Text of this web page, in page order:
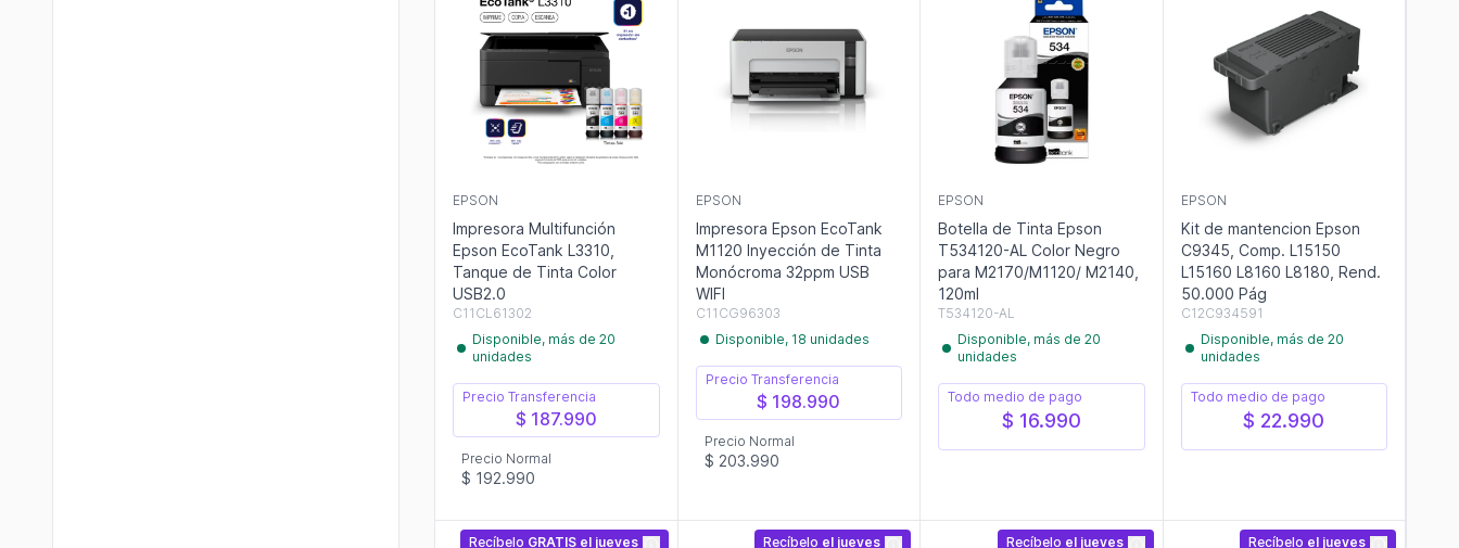
EPSON
Impresora Multifunción
Epson EcoTank L3310,
Tanque de Tinta Color
USB2.0
C11CL61302
Disponible, más de 20
unidades
Precio Transferencia
$ 187.990
Precio Normal
$ 192.990
EPSON
Impresora Epson EcoTank
M1120 Inyección de Tinta
Monócroma 32ppm USB
WIFI
C11CG96303
Disponible, 18 unidades
Precio Transferencia
$ 198.990
Precio Normal
$ 203.990
EPSON
Botella de Tinta Epson
T534120-AL Color Negro
para M2170/M1120/ M2140,
120ml
T534120-AL
Disponible, más de 20
unidades
Todo medio de pago
$ 16.990
EPSON
Kit de mantencion Epson
C9345, Comp. L15150
L15160 L8160 L8180, Rend.
50.000 Pág
C12C934591
Disponible, más de 20
unidades
Todo medio de pago
$ 22.990
Recíbelo GRATISel jueves
Recíbelo el jueves
Recíbelo el jueves
Recíbelo el jueves